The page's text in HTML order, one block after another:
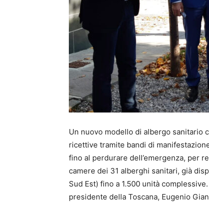
Un nuovo modello di albergo sanitario
ricettive tramite bandi di
fino al perdurare dell’emergenza, per
camere dei 31 alberghi sanitari, già
Sud Est) fino a 1.500 unità
presidente della Toscana, Eugenio